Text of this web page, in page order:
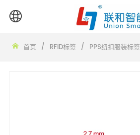
首页 / RFID标签 / PPS纽扣服装标签